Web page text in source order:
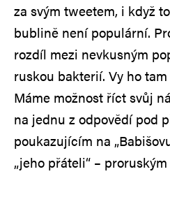
za svým tweetem, i když
bublině není populární.
rozdíl mezi nevkusným
ruskou bakterií. Vy ho
Máme možnost říct svůj
na jednu z odpovědí pod
poukazujícím na
„jeho přáteli“ –